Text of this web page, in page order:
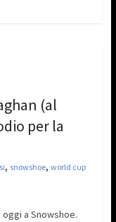
(al
per la
, snowshoe, world cup
a Snowshoe.